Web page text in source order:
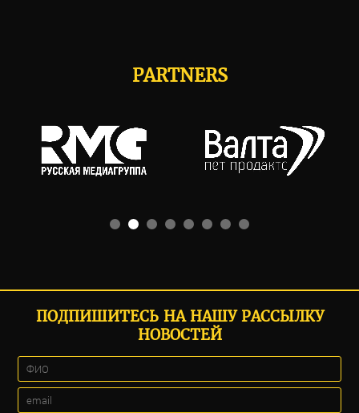
PARTNERS
ПОДПИШИТЕСЬ НА НАШУ РАССЫЛКУ
НОВОСТЕЙ